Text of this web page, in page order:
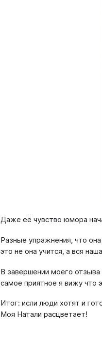
Даже её чувство юмора
Разные упражнения, что
это не она учится, а вся
В завершении моего
самое приятное я вижу что
Итог: исли люди хотят и
Моя Натали расцветает!